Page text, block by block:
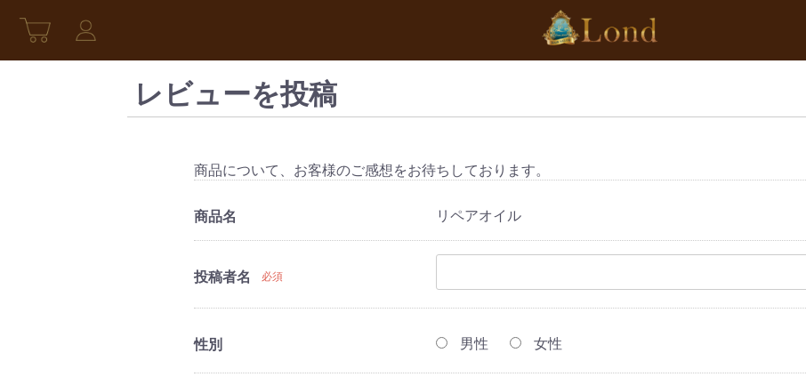
レビューを投稿
商品について、お客様のご感想をお待ちしております。
商品名 リペアオイル
投稿者名 必須
性別 男性 女性